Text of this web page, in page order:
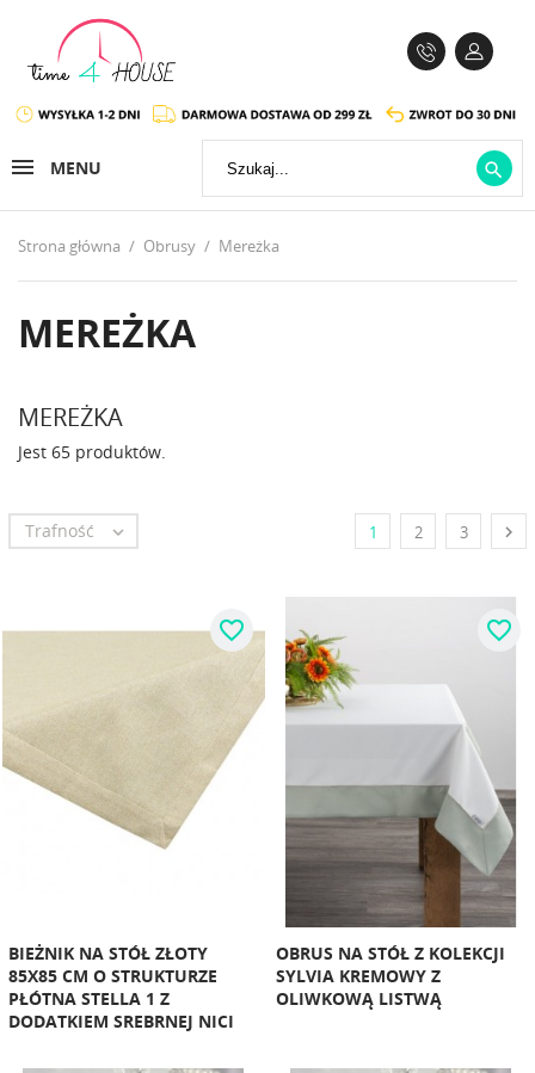
MENU 
Strona główna Obrusy Mereżka
MEREŻKA
MEREŻKA
Jest 65 produktów.
Trafność  1 2 3 
BIEŻNIK NA STÓŁ ZŁOTY
85X85 CM O STRUKTURZE
PŁÓTNA STELLA 1 Z
DODATKIEM SREBRNEJ NICI
favorite_border
OBRUS NA STÓŁ Z KOLEKCJI
SYLVIA KREMOWY Z
OLIWKOWĄ LISTWĄ
favorite_border